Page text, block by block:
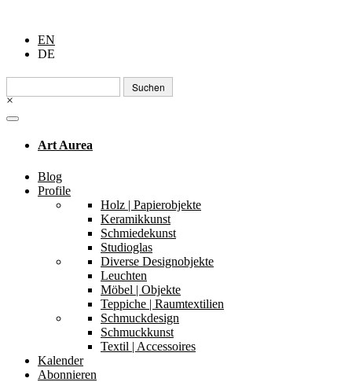
EN
DE
Suchen
nach:
×
Art Aurea
Blog
Profile
Holz | Papierobjekte
Keramikkunst
Schmiedekunst
Studioglas
Diverse Designobjekte
Leuchten
Möbel | Objekte
Teppiche | Raumtextilien
Schmuckdesign
Schmuckkunst
Textil | Accessoires
Kalender
Abonnieren